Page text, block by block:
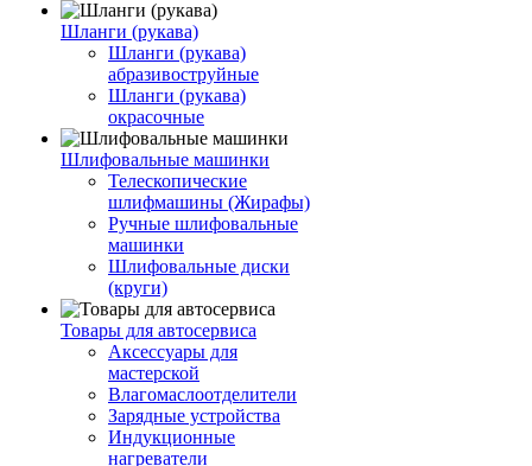
Шланги (рукава)
Шланги (рукава)
абразивоструйные
Шланги (рукава)
окрасочные
Шлифовальные машинки
Телескопические
шлифмашины (Жирафы)
Ручные шлифовальные
машинки
Шлифовальные диски
(круги)
Товары для автосервиса
Аксессуары для
мастерской
Влагомаслоотделители
Зарядные устройства
Индукционные
нагреватели